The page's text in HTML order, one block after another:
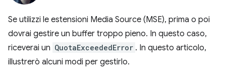
Se utilizzi le estensioni Media Source (MSE), prima o poi
dovrai gestire un buffer troppo pieno. In questo caso,
riceverai un QuotaExceededError . In questo articolo,
illustrerò alcuni modi per gestirlo.